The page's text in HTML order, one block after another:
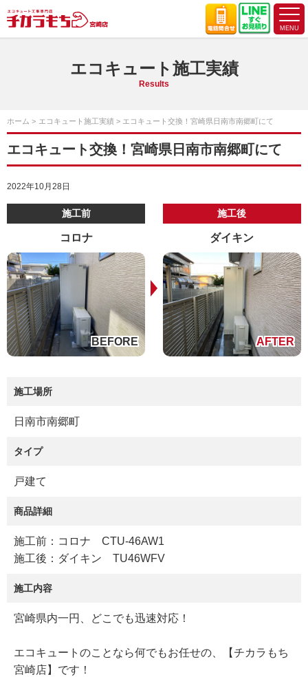
エコキュート施工実績
Results
ホーム エコキュート施工実績 エコキュート交換！宮崎県日南市南郷町にて
エコキュート交換！宮崎県日南市南郷町にて
2022年10月28日
施工前
コロナ
施工後
ダイキン
施工場所
日南市南郷町
タイプ
戸建て
商品詳細
施工前：コロナ CTU-46AW1
施工後：ダイキン TU46WFV
施工内容
宮崎県内一円、どこでも迅速対応！
エコキュートのことなら何でもお任せの、【チカラもち
宮崎店】です！